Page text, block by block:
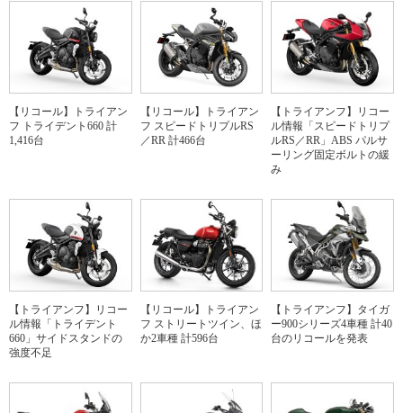
【リコール】トライアン
フ トライデント660 計
1,416台
【リコール】トライアン
フ スピードトリプルRS
／RR 計466台
【トライアンフ】リコー
ル情報「スピードトリプ
ルRS／RR」ABS パルサ
ーリング固定ボルトの緩
み
【トライアンフ】リコー
ル情報「トライデント
660」サイドスタンドの
強度不足
【リコール】トライアン
フ ストリートツイン、ほ
か2車種 計596台
【トライアンフ】タイガ
ー900シリーズ4車種 計40
台のリコールを発表